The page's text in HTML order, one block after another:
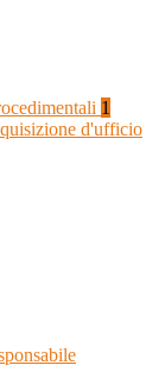
1
d'ufficio